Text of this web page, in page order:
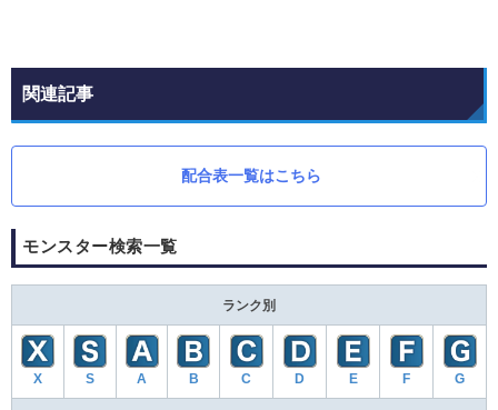
関連記事
配合表一覧はこちら
モンスター検索一覧
ランク別
X S A B C D E F G